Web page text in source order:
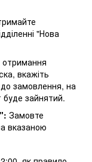
"Нова
вкажіть
замовлення, на
зайнятий.
Замовте
вказаною